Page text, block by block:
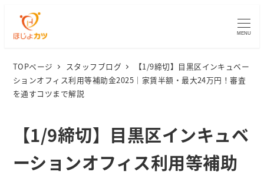
MENU
TOPページ スタッフブログ
【1/9締切】目黒区インキュベー
ションオフィス利用等補助金2025｜家賃半額・最大24万円！審査
を通すコツまで解説
【1/9締切】目黒区インキュベ
ーションオフィス利用等補助